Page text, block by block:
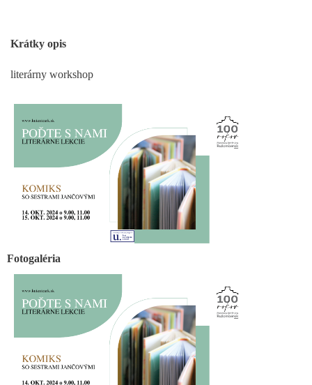
Krátky opis
literárny workshop
Fotogaléria